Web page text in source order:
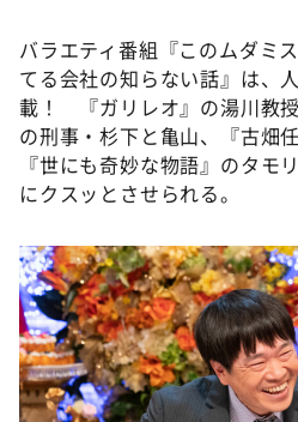
新婚さんいらっしゃい！
ポツンと一軒家
ザキ山小屋本館
ぺこぱのまるスポ
バラエティ番組『このムダミ
てる会社の知らない話』は、
載！ 『ガリレオ』の湯川教授
の刑事・杉下と亀山、『古畑
『世にも奇妙な物語』のタモ
にクスッとさせられる。